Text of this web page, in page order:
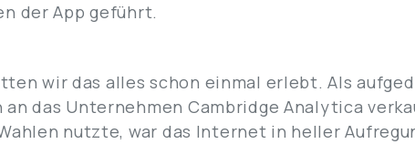
der App geführt.
wir das alles schon einmal erlebt. Als
an das Unternehmen Cambridge Analytica
nutzte, war das Internet in heller